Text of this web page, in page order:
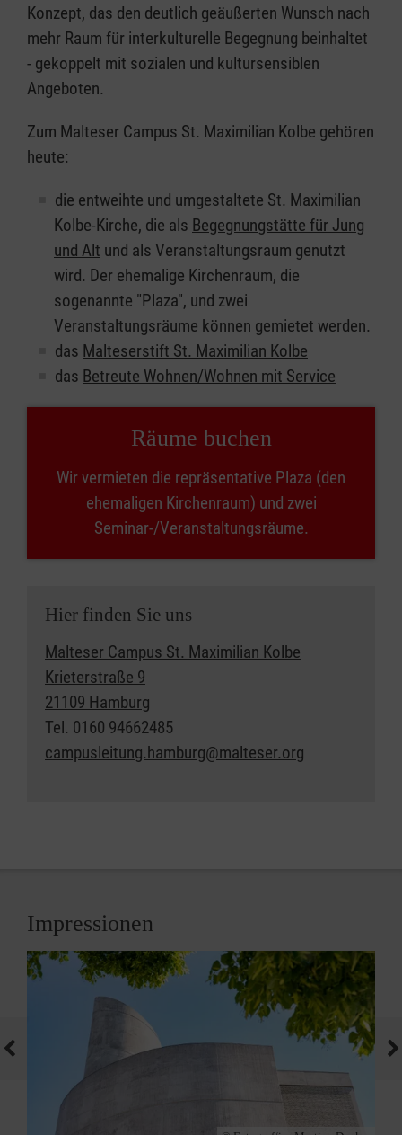
Konzept, das den deutlich geäußerten Wunsch nach
mehr Raum für interkulturelle Begegnung beinhaltet
- gekoppelt mit sozialen und kultursensiblen
Angeboten.
Zum Malteser Campus St. Maximilian Kolbe gehören
heute:
die entweihte und umgestaltete St. Maximilian
Kolbe-Kirche, die als Begegnungstätte für Jung
und Alt und als Veranstaltungsraum genutzt
wird. Der ehemalige Kirchenraum, die
sogenannte "Plaza", und zwei
Veranstaltungsräume können gemietet werden.
das Malteserstift St. Maximilian Kolbe
das Betreute Wohnen/Wohnen mit Service
Räume buchen
Wir vermieten die repräsentative Plaza (den
ehemaligen Kirchenraum) und zwei
Seminar-/Veranstaltungsräume.
Hier finden Sie uns
Malteser Campus St. Maximilian Kolbe
Krieterstraße 9
21109 Hamburg
Tel. 0160 94662485
campusleitung.hamburg@malteser.org
Impressionen